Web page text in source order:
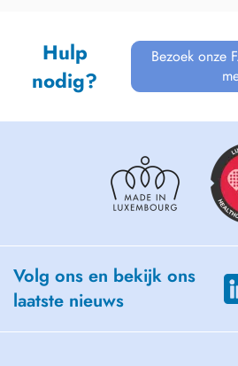
Hulp
nodig?
Bezoek onze
Volg ons en bekijk ons
laatste nieuws